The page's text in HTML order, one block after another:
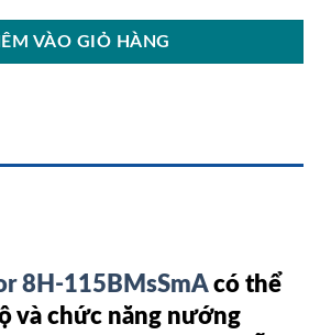
VÀO GIỎ HÀNG
8H-115BMsSmAcó thể
và chức năng nướng